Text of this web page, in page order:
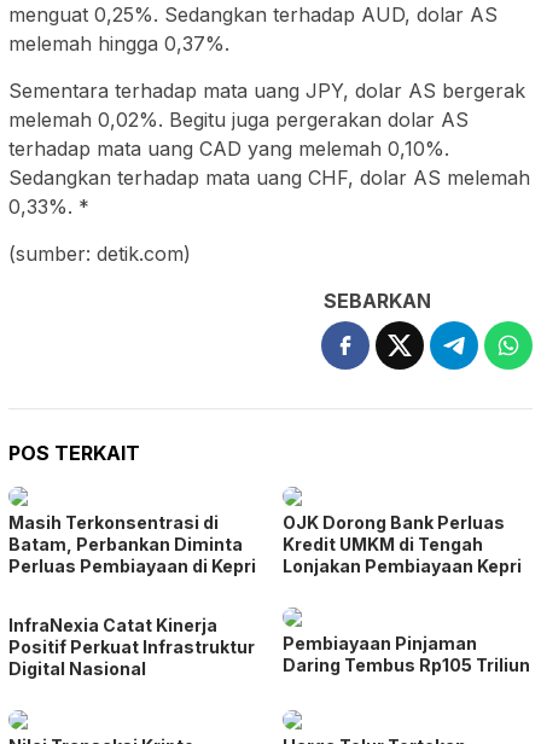
menguat 0,25%. Sedangkan terhadap AUD, dolar AS
melemah hingga 0,37%.
Sementara terhadap mata uang JPY, dolar AS bergerak
melemah 0,02%. Begitu juga pergerakan dolar AS
terhadap mata uang CAD yang melemah 0,10%.
Sedangkan terhadap mata uang CHF, dolar AS melemah
0,33%. *
(sumber: detik.com)
SEBARKAN
POS TERKAIT
Masih Terkonsentrasi di
Batam, Perbankan Diminta
Perluas Pembiayaan di Kepri
OJK Dorong Bank Perluas
Kredit UMKM di Tengah
Lonjakan Pembiayaan Kepri
InfraNexia Catat Kinerja
Positif Perkuat Infrastruktur
Digital Nasional
Pembiayaan Pinjaman
Daring Tembus Rp105 Triliun